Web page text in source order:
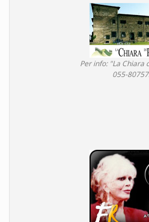
Per info: "La Chiara
055-